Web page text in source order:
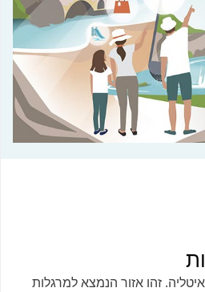
זהו אזור הנמצא למרגלות